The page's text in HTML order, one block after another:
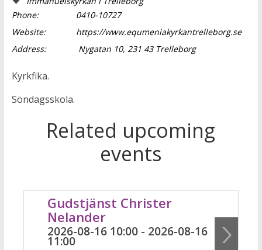
Phone:
0410-10727
Website:
https://www.equmeniakyrkantrelleborg.se
Address:
Nygatan 10, 231 43 Trelleborg
Kyrkfika.
Söndagsskola.
Related upcoming
events
Gudstjänst Christer
Nelander
2026-08-16 10:00 - 2026-08-16
11:00